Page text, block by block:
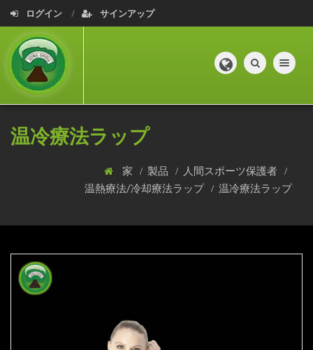
ログイン サインアップ
Toggle
温冷療法ラップ
家 製品
人間スポーツ保護者
温熱療法/冷却療法ラップ
温冷療法ラップ